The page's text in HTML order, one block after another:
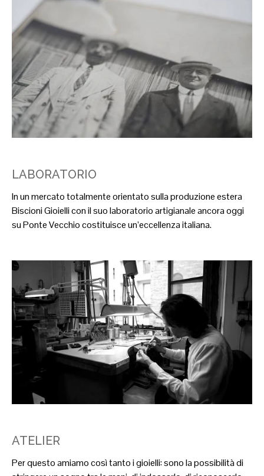
LABORATORIO
In un mercato totalmente orientato sulla produzione estera
Biscioni Gioielli con il suo laboratorio artigianale ancora oggi
su Ponte Vecchio costituisce un’eccellenza italiana.
ATELIER
Per questo amiamo così tanto i gioielli: sono la possibilità di